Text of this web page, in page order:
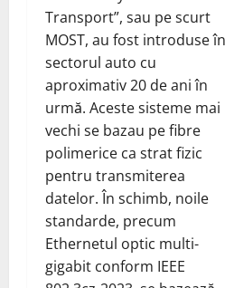
Transport”, sau pe scurt
MOST, au fost introduse în
sectorul auto cu
aproximativ 20 de ani în
urmă. Aceste sisteme mai
vechi se bazau pe fibre
polimerice ca strat fizic
pentru transmiterea
datelor. În schimb, noile
standarde, precum
Ethernetul optic multi-
gigabit conform IEEE